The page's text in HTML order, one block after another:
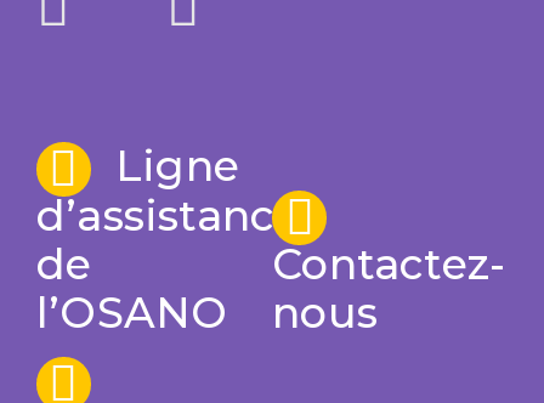
Ligne
d’assistance
de
l’OSANO
Contactez-
nous